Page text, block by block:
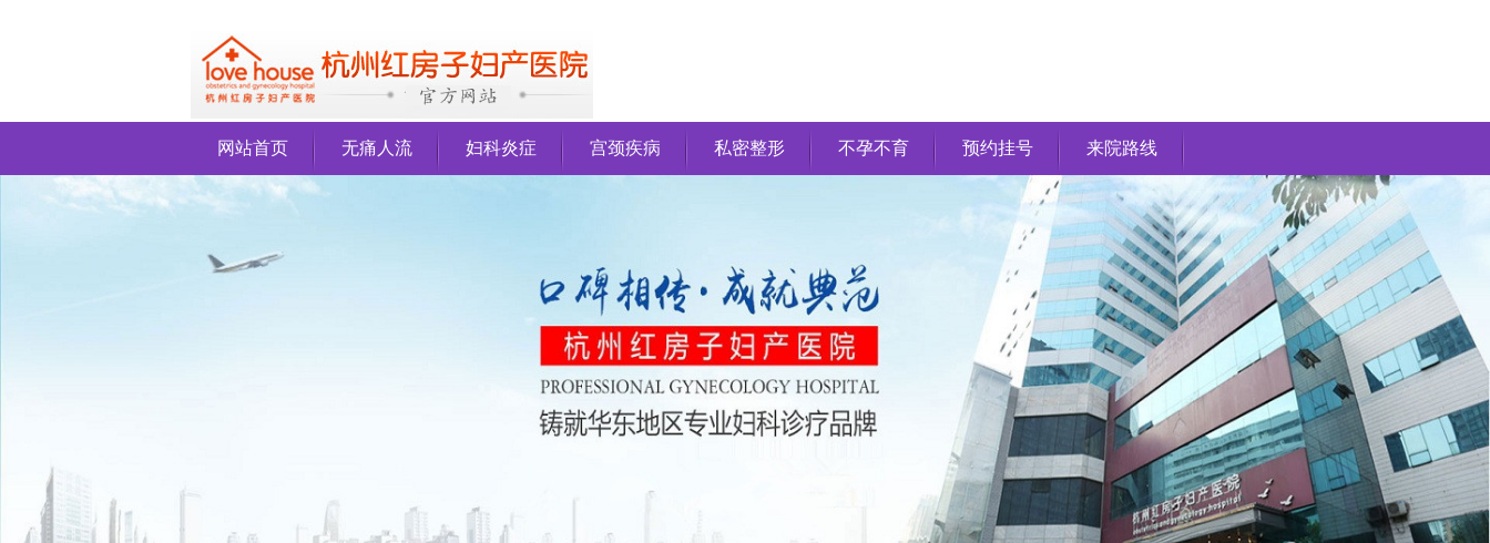
网站首页 无痛人流 妇科炎症 宫颈疾病 私密整形 不孕不育 预约挂号 来院路线